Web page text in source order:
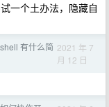
一个土办法，隐藏自
有什么简 2021 年 7
月 12 日